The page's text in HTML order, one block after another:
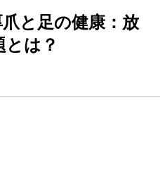
爪と足の健康：放
は？